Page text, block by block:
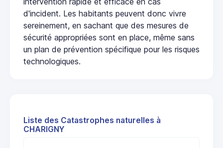
d'incident. Les habitants peuvent donc vivre
sereinement, en sachant que des mesures de
sécurité appropriées sont en place, même sans
un plan de prévention spécifique pour les risques
technologiques.
Liste des Catastrophes naturelles à
CHARIGNY